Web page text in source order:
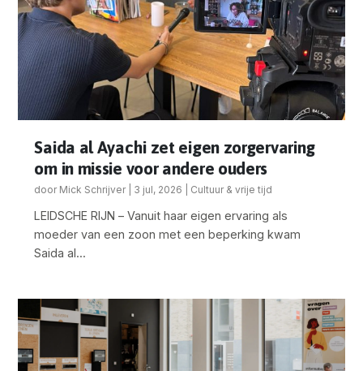
Saida al Ayachi zet eigen zorgervaring
om in missie voor andere ouders
door Mick Schrijver| 3 jul, 2026 Cultuur & vrije tijd
LEIDSCHE RIJN – Vanuit haar eigen ervaring als
moeder van een zoon met een beperking kwam
Saida al...